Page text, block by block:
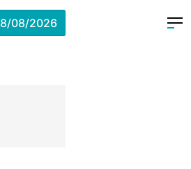
8/08/2026